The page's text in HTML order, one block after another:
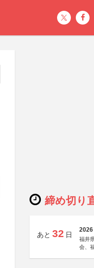
締め切り
あと 32 日
2026
福井
会、